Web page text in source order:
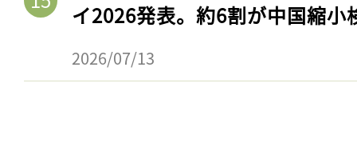
イ2026発表。約6割が中国縮小
2026/07/13